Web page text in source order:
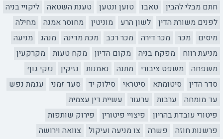
חתם מבלי להבין
טאבו טוען ונטען טענת השטאה
ליקויי בניה
לפנים משורת הדין
לשון הרע מוניטין מחוסר אמנה
מחילה
מיסים
מכר מכר דירה מכר רכב מכת מדינה מנהג
מניעה
מניעת רווח
מפקח בניה מקום הדיון מקח טעות
מקרקעין
משפחה
משפט ציבורי מתנה נאמנות נזיקין
נזקי גוף
סדר הדין
סיטומתא סיטראי סילוק יד סעד זמני
עגמת נפש
עד מומחה
ערבות ערעור
עשיית דין עצמית
פיטורי עובדת בהריון
פיצויי פיטורין
פירוק שותפות
פרשנות חוזה
פשרה צו מניעה ועיקול
צוואה וירושה